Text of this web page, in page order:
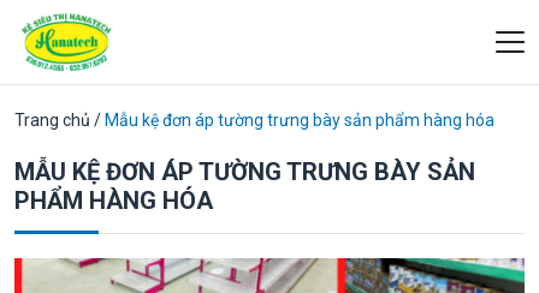
Trang chủ / Mẫu kệ đơn áp tường trưng bày sản phẩm hàng hóa
MẪU KỆ ĐƠN ÁP TƯỜNG TRƯNG BÀY SẢN
PHẨM HÀNG HÓA